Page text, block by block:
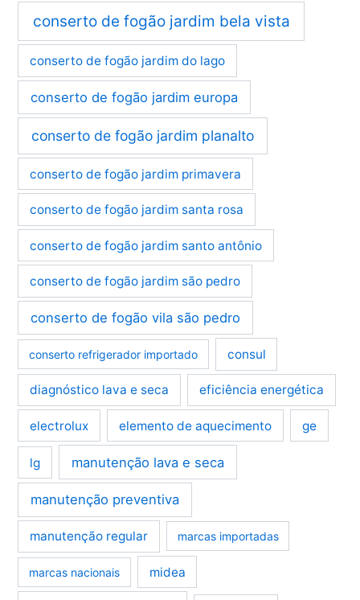
conserto de fogão jardim bela vista
conserto de fogão jardim do lago
conserto de fogão jardim europa
conserto de fogão jardim planalto
conserto de fogão jardim primavera
conserto de fogão jardim santa rosa
conserto de fogão jardim santo antônio
conserto de fogão jardim são pedro
conserto de fogão vila são pedro
conserto refrigerador importado consul
diagnóstico lava e seca eficiência energética
electrolux elemento de aquecimento ge
lg manutenção lava e seca
manutenção preventiva
manutenção regular marcas importadas
marcas nacionais midea